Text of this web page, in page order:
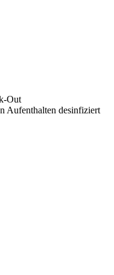
Out
Aufenthalten desinfiziert